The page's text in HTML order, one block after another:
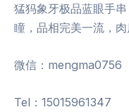
猛犸象牙极品蓝眼手
瞳，品相完美一流，肉
微信：mengma0756
Tel：15015961347